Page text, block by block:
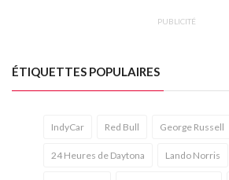
PUBLICITÉ
ÉTIQUETTES POPULAIRES
IndyCar Red Bull George Russell
24 Heures de Daytona Lando Norris